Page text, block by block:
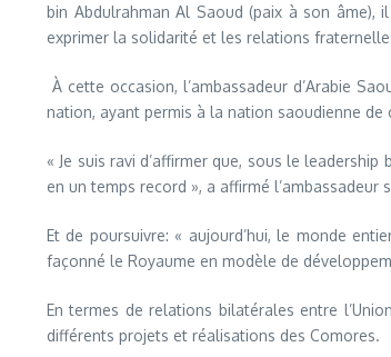
bin Abdulrahman Al Saoud (paix à son
exprimer la solidarité et les relations
À cette occasion, l’ambassadeur d’Arabie
nation, ayant permis à la nation saoudienne
« Je suis ravi d’affirmer que, sous le
en un temps record », a affirmé l’ambassadeur
Et de poursuivre: « aujourd’hui, le monde
façonné le Royaume en modèle de
En termes de relations bilatérales entre
différents projets et réalisations des Comores.